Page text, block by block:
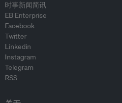
时事新闻简讯
EB Enterprise
Facebook
Twitter
Linkedin
Instagram
Telegram
RSS